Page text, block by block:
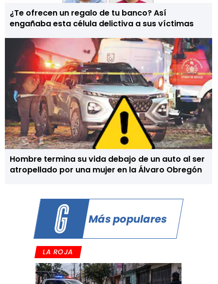
¿Te ofrecen un regalo de tu banco? Así
engañaba esta célula delictiva a sus víctimas
Hombre termina su vida debajo de un auto al ser
atropellado por una mujer en la Álvaro Obregón
Más populares
LA ROJA